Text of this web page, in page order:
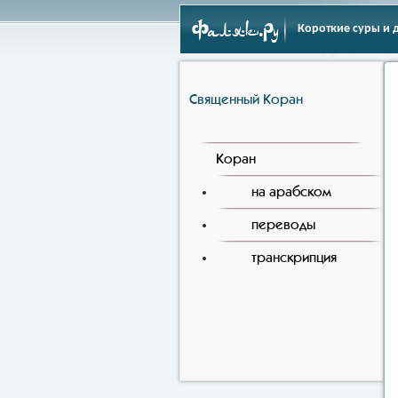
Фаляк.Ру Короткие суры и
Священный Коран
Коран
на арабском
переводы
транскрипция